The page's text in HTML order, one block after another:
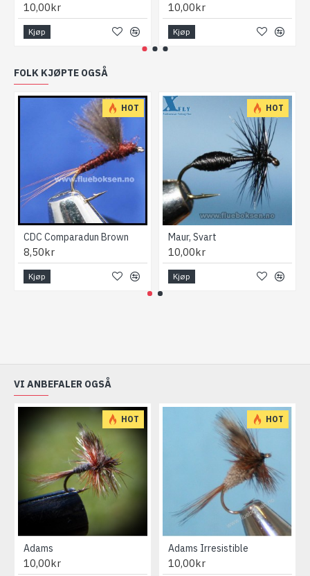
10,00kr
Kjøp
10,00kr
Kjøp
FOLK KJØPTE OGSÅ
HOT
CDC Comparadun Brown
8,50kr
Kjøp
HOT
Maur, Svart
10,00kr
Kjøp
VI ANBEFALER OGSÅ
HOT
Adams
10,00kr
HOT
Adams Irresistible
10,00kr